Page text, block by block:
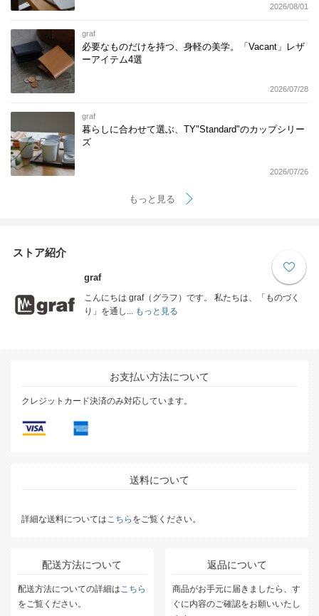
2026/08/01
graf
必要なものだけを持つ、身軽の美学。「Vacant」レザ
ーアイテム4選
2026/07/28
graf
暮らしに合わせて選ぶ、TY"Standard"のカップシリー
ズ
2026/07/26
もっと見る
ストア紹介
graf
こんにちは graf（グラフ）です。 私たちは、「ものづく
り」を通し...
もっと見る
お支払い方法について
クレジットカード決済のみ対応しています。
送料について
詳細な送料については こちら をご覧ください。
配送方法について
配送方法についての詳細は こちら
をご覧ください。
返品について
商品がお手元に届きましたら、す
ぐに内容のご確認をお願いいたし